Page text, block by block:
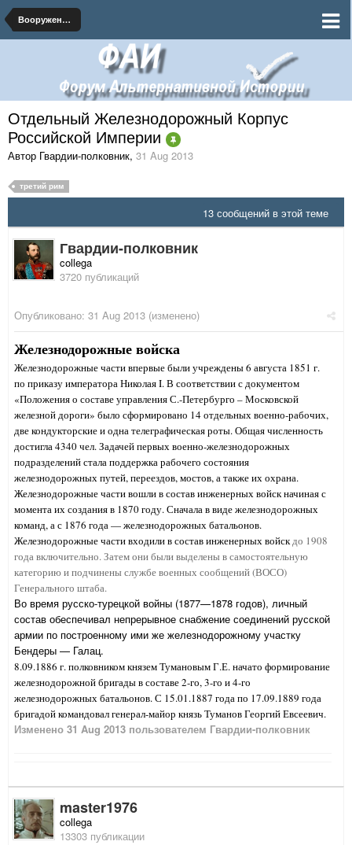
Вооруженные Силы Российской Империи
Отдельный Железнодорожный Корпус
Российской Империи
Автор Гвардии-полковник, 31 Aug 2013
третий рим
13 сообщений в этой теме
Гвардии-полковник
collega
3720 публикаций
Опубликовано: 31 Aug 2013 (изменено)
Железнодорожные войска
Железнодорожные части впервые были учреждены 6 августа 1851 г.
по приказу императора Николая I. В соответствии с документом
«Положения о составе управления С.-Петербурго – Московской
железной дороги» было сформировано 14 отдельных военно-рабочих,
две кондукторские и одна телеграфическая роты. Общая численность
достигла 4340 чел. Задачей первых военно-железнодорожных
подразделений стала поддержка рабочего состояния
железнодорожных путей, переездов, мостов, а также их охрана.
Железнодорожные части вошли в состав инженерных войск начиная с
момента их создания в 1870 году. Сначала в виде железнодорожных
команд, а с 1876 года — железнодорожных батальонов.
Железнодорожные части входили в состав инженерных войскдо 1908
года включительно. Затем они были выделены в самостоятельную
категорию и подчинены службе военных сообщений (ВОСО)
Генерального штаба.
Во время русско-турецкой войны (1877—1878 годов), личный
состав обеспечивал непрерывное снабжение соединений русской
армии по построенному ими же железнодорожному участку
Бендеры — Галац.
8.09.1886 г. полковником князем Тумановым Г.Е. начато формирование
железнодорожной бригады в составе 2-го, 3-го и 4-го
железнодорожных батальонов. С 15.01.1887 года по 17.09.1889 года
бригадой командовал генерал-майор князь Туманов Георгий Евсеевич.
Изменено 31 Aug 2013 пользователем Гвардии-полковник
master1976
collega
13303 публикации